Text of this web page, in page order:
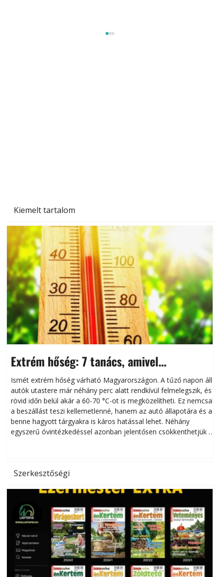
Kiemelt tartalom
Extrém hőség: 7 tanács, amivel
megóvhatjuk autónkat a nyári károktól
Ismét extrém hőség várható Magyarországon. A tűző napon álló
autók utastere már néhány perc alatt rendkívül felmelegszik, és
rövid időn belül akár a 60-70 °C-ot is megközelítheti. Ez nemcsak
a beszállást teszi kellemetlenné, hanem az autó állapotára és a
benne hagyott tárgyakra is káros hatással lehet. Néhány
egyszerű óvintézkedéssel azonban jelentősen csökkenthetjük a
Szerkesztőségi